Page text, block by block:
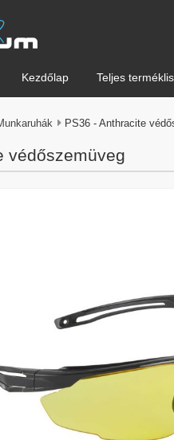
Kezdőlap Teljes
PS36 - Anthracite
védőszemüveg